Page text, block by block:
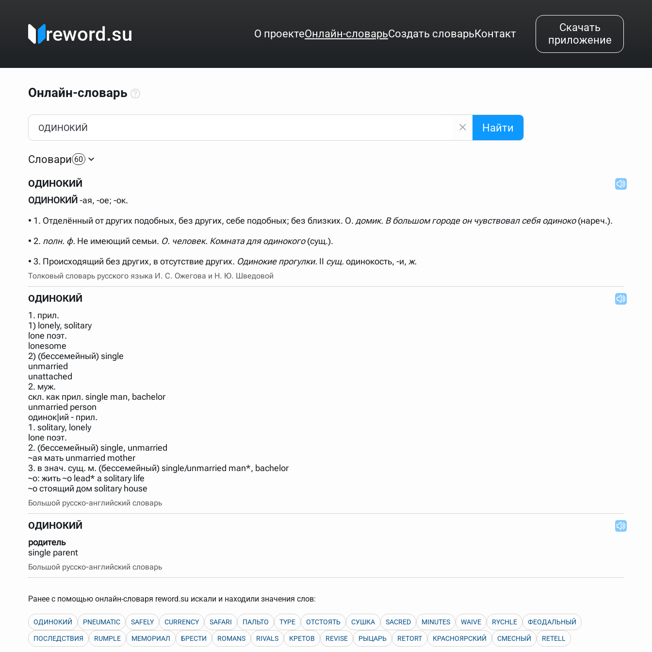
reword.su О проектеОнлайн-словарьСоздать словарьКонтакт
Скачать
приложение
Онлайн-словарь
Как пользоваться онлайн-словарём?
Прежде всего, начните вводить слово, значение которого интересует. Система автоматически подберёт варианты по начальным буквам и покажет их во всплывающем меню.
Если точное написание слова неизвестно (как в кроссворде), неизвестную букву можно заменить подстановочным знаком звёздочкой (*), а несколько неизвестных букв —
Для более сложных случаев существует возможность указывать несколько слов в запросе. Например, если написать в строке запроса "Пушкин поэт" и нажать "Найти", выведутся
все словарные статьи о поэте Пушкине, но не о городе.
В сложных запросах тоже могут присутствовать неизвестные буквы. Например, в кроссворде есть слово "***м***ов", в задании "русский поэт 19 века". Пишем в Reword первым
Порядок словарей можно изменять, перетаскивая словарь вверх или вниз за прямоугольник слева от названия словаря. Также можно выключать ненужные словари.
Найти
Словари 60
ОДИНОКИЙ
ОДИНОКИЙ-ая, -ое; -ок.
• 1. Отделённый от других подобных, без других, себе подобных; без близких. О. домик. В большом городе он чувствовал себя одиноко(нареч.).
• 2. полн. ф. Не имеющий семьи. О. человек. Комната для одинокого(сущ.).
• 3. Происходящий без других, в отсутствие других. Одинокие прогулки. II сущ. одинокость, -и, ж.
Толковый словарь русского языка И. С. Ожегова и Н. Ю. Шведовой
ОДИНОКИЙ
1. прил.
1) lonely, solitary
lone поэт.
lonesome
2) (бессемейный) single
unmarried
unattached
2. муж.
скл. как прил. single man, bachelor
unmarried person
одинок|ий - прил.
1. solitary, lonely
lone поэт.
2. (бессемейный) single, unmarried
~ая мать unmarried mother
3. в знач. сущ. м. (бессемейный) single/unmarried man*, bachelor
~о: жить ~о lead* a solitary life
~о стоящий дом solitary house
Большой русско-английский словарь
ОДИНОКИЙ
родитель
single parent
Большой русско-английский словарь
Ранее с помощью онлайн-словаря reword.su искали и находили значения слов:
ОДИНОКИЙ PNEUMATIC SAFELY CURRENCY SAFARI ПАЛЬТО TYPE ОТСТОЯТЬ СУШКА SACRED MINUTES WAIVE RYCHLE ФЕОДАЛЬНЫЙ
ПОСЛЕДСТВИЯ RUMPLE МЕМОРИАЛ БРЕСТИ ROMANS RIVALS КРЕТОВ REVISE РЫЦАРЬ RETORT КРАСНОЯРСКИЙ СМЕСНЫЙ RETELL